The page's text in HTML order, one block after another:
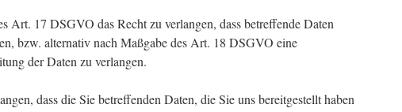
Art. 17 DSGVO das Recht zu verlangen, dass betreffende Daten
bzw. alternativ nach Maßgabe des Art. 18 DSGVO eine
der Daten zu verlangen.
dass die Sie betreffenden Daten, die Sie uns bereitgestellt haben